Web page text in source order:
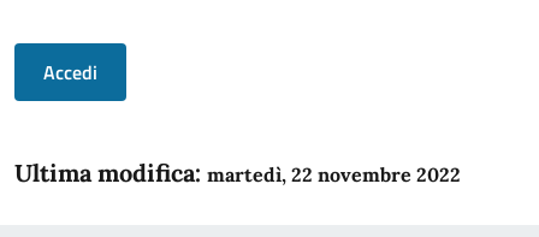
Accedi
Ultima modifica: martedì, 22 novembre 2022